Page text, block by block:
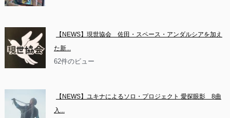
【NEWS】現世協会　佐田・スペース・アンダルシアを加え
た新...
62件のビュー
【NEWS】ユキナによるソロ・プロジェクト 愛探眼影　8曲
入...